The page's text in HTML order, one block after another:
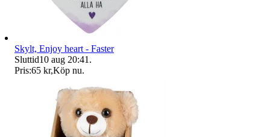
Skylt, Enjoy heart - Faster
Sluttid10 aug 20:41 .
Pris:65 kr,Köp nu.